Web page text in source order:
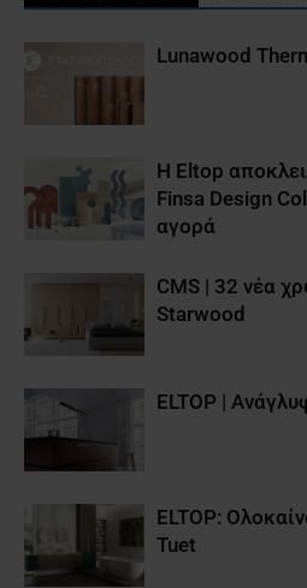
Lunawood
Η Eltop
Finsa Design
αγορά
CMS | 32 νέα
Starwood
ELTOP |
ELTOP:
Tuet